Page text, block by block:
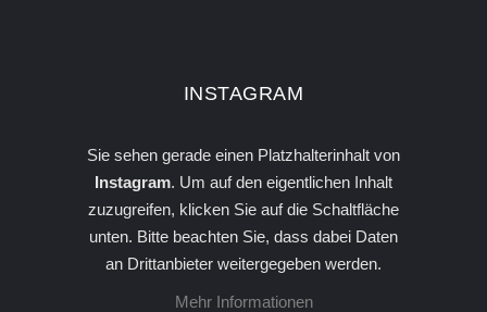
INSTA­GRAM
Sie sehen gerade einen Platzhalterinhalt von
Instagram. Um auf den eigentlichen Inhalt
zuzugreifen, klicken Sie auf die Schaltfläche
unten. Bitte beachten Sie, dass dabei Daten
an Drittanbieter weitergegeben werden.
Mehr Informationen